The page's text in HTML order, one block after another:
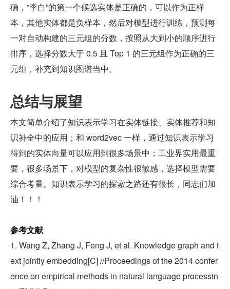
确，“李白”的第一个候选实体是正确的，可以作为正样
本，其他实体都是负样本，然后对模型进行训练，预测每
一对自动构建的三元组的分数，按照从大到小的顺序进行
排序，选择分数大于 0.5 且 Top 1 的三元组作为正确的三
元组，补充到知识图谱当中。
总结与展望
本文简单介绍了知识表示学习在实体链接、实体推荐和知
识补全中的应用；和 word2vec 一样，通过知识表示学习
得到的实体向量可以应用到很多场景中；工业界实用最重
要，很多场景下，对模型的复杂性很敏感，选择模型需要
综合考量。知识表示学习的探索之路还有很长，同志们加
油！！！
参考文献
1. Wang Z, Zhang J, Feng J, et al. Knowledge graph and t
ext jointly embedding[C] //Proceedings of the 2014 confer
ence on empirical methods in natural language processin